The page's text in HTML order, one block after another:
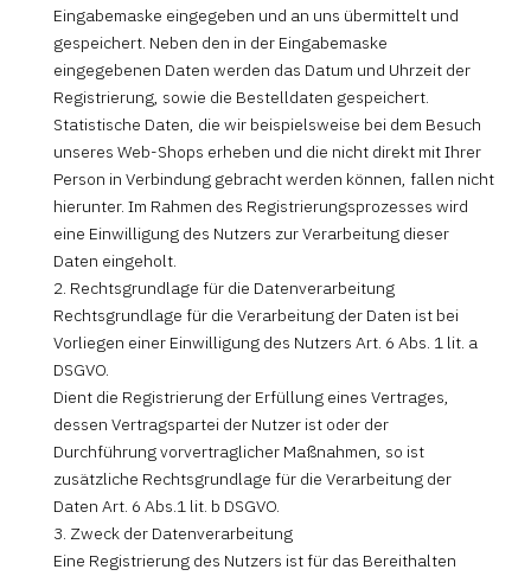
Eingabemaske eingegeben und an uns übermittelt und
gespeichert. Neben den in der Eingabemaske
eingegebenen Daten werden das Datum und Uhrzeit der
Registrierung, sowie die Bestelldaten gespeichert.
Statistische Daten, die wir beispielsweise bei dem Besuch
unseres Web-Shops erheben und die nicht direkt mit Ihrer
Person in Verbindung gebracht werden können, fallen nicht
hierunter. Im Rahmen des Registrierungsprozesses wird
eine Einwilligung des Nutzers zur Verarbeitung dieser
Daten eingeholt.
2. Rechtsgrundlage für die Datenverarbeitung
Rechtsgrundlage für die Verarbeitung der Daten ist bei
Vorliegen einer Einwilligung des Nutzers Art. 6 Abs. 1 lit. a
DSGVO.
Dient die Registrierung der Erfüllung eines Vertrages,
dessen Vertragspartei der Nutzer ist oder der
Durchführung vorvertraglicher Maßnahmen, so ist
zusätzliche Rechtsgrundlage für die Verarbeitung der
Daten Art. 6 Abs.1 lit. b DSGVO.
3. Zweck der Datenverarbeitung
Eine Registrierung des Nutzers ist für das Bereithalten